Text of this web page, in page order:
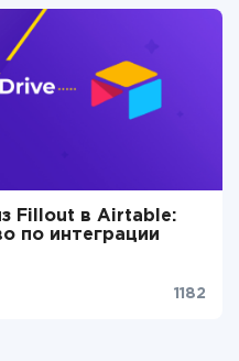
Fillout в Airtable:
по интеграции
1182